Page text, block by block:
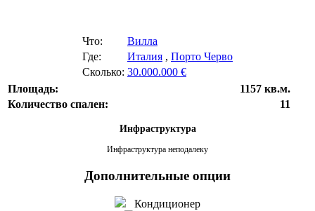
Что:
Вилла
Где:
Италия , Порто Черво
Сколько: 30.000.000 €
Площадь:
1157 кв.м.
Количество спален:
11
Инфраструктура
Инфраструктура неподалеку
Дополнительные опции
Кондиционер